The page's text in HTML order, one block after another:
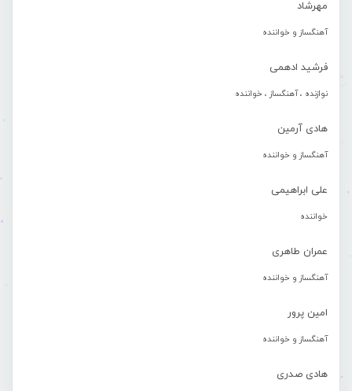
مهرشاد
آهنگساز و خواننده
فرشید ادهمی
نوازنده ، آهنگساز ، خواننده
هادی آرمین
آهنگساز و خواننده
علی ابراهیمی
خواننده
عمران طاهری
آهنگساز و خواننده
امین پرور
آهنگساز و خواننده
هادی صدری